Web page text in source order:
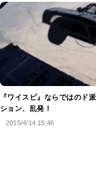
『ワイスピ』ならではのド
ション、乱発！
2015/4/14 15:46